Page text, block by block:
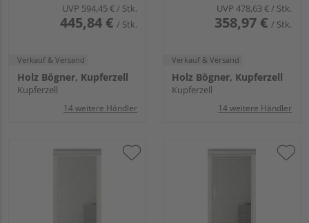
UVP 594,45 €/ Stk.
445,84 € / Stk.
Verkauf & Versand
Holz Bögner, Kupferzell
Kupferzell
14 weitere Händler
UVP 478,63 €/ Stk.
358,97 € / Stk.
Verkauf & Versand
Holz Bögner, Kupferzell
Kupferzell
14 weitere Händler